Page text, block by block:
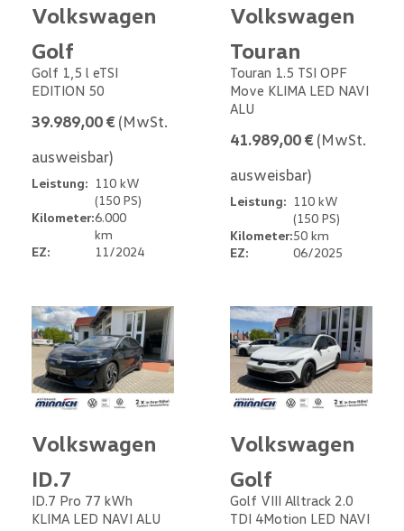
Volkswagen
Golf
Golf 1,5 l eTSI
EDITION 50
39.989,00 € (MwSt.
ausweisbar)
Leistung: 110 kW
(150 PS)
Kilometer:6.000
km
EZ:
11/2024
Volkswagen
Touran
Touran 1.5 TSI OPF
Move KLIMA LED NAVI
ALU
41.989,00 € (MwSt.
ausweisbar)
Leistung: 110 kW
(150 PS)
Kilometer:50 km
EZ:
06/2025
Volkswagen
ID.7
ID.7 Pro 77 kWh
KLIMA LED NAVI ALU
Volkswagen
Golf
Golf VIII Alltrack 2.0
TDI 4Motion LED NAVI